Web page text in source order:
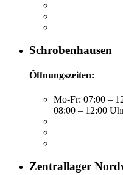
Schrobenhausen
Öffnungszeiten:
Mo-Fr: 07:00 –
08:00 – 12:00
Zentrallager